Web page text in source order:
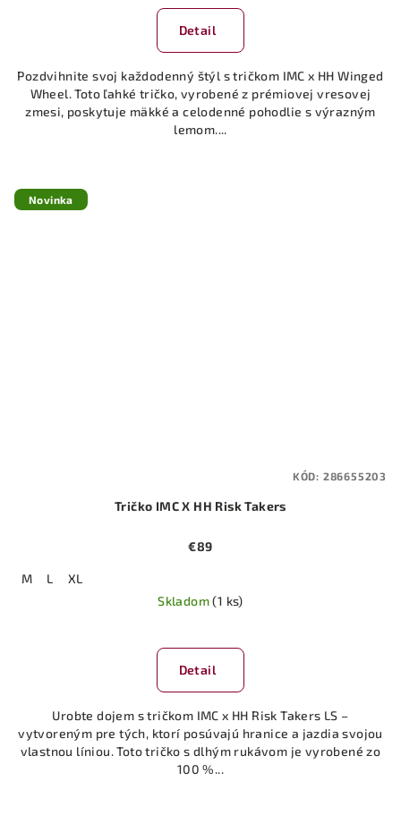
Detail
Pozdvihnite svoj každodenný štýl s tričkom IMC x HH Winged
Wheel. Toto ľahké tričko, vyrobené z prémiovej vresovej
zmesi, poskytuje mäkké a celodenné pohodlie s výrazným
lemom....
Novinka
Tričko IMC X HH Risk Takers
€89
M L
XL
Skladom(1 ks)
Detail
Urobte dojem s tričkom IMC x HH Risk Takers LS –
vytvoreným pre tých, ktorí posúvajú hranice a jazdia svojou
vlastnou líniou. Toto tričko s dlhým rukávom je vyrobené zo
100 %...
KÓD: 286655203